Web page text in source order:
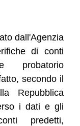
dall'Agenzia
di conti
probatorio
secondo il
Repubblica
i dati e gli
predetti,